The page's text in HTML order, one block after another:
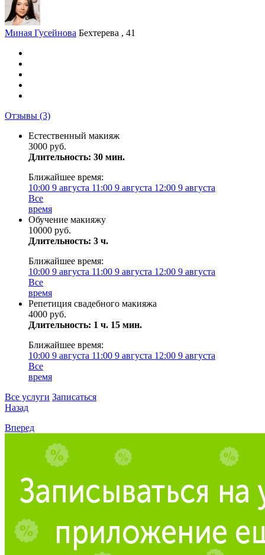
Миная Гусейнова Бехтерева , 41
Отзывы (3)
Естественный макияж
3000 руб.
Длительность: 30 мин.
Ближайшее время:
10:00 9 августа 11:00 9 августа 12:00 9 августа
Все
время
Обучение макияжу
10000 руб.
Длительность: 3 ч.
Ближайшее время:
10:00 9 августа 11:00 9 августа 12:00 9 августа
Все
время
Репетиция свадебного макияжа
4000 руб.
Длительность: 1 ч. 15 мин.
Ближайшее время:
10:00 9 августа 11:00 9 августа 12:00 9 августа
Все
время
Все услуги Записаться
Назад
Вперед